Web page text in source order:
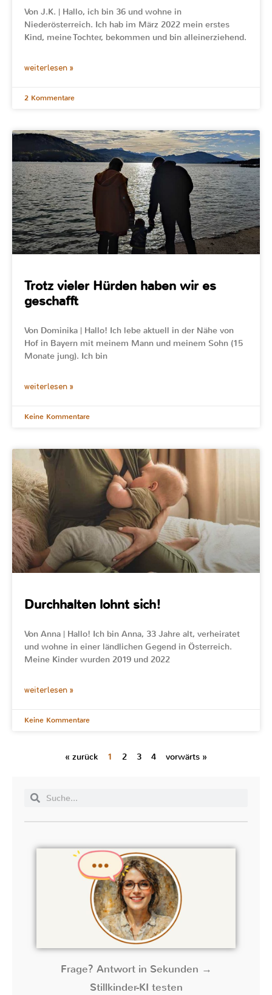
Von J.K. | Hallo, ich bin 36 und wohne in
Niederösterreich. Ich hab im März 2022 mein erstes
Kind, meine Tochter, bekommen und bin alleinerziehend.
weiterlesen »
2 Kommentare
Trotz vieler Hürden haben wir es
geschafft
Von Dominika | Hallo! Ich lebe aktuell in der Nähe von
Hof in Bayern mit meinem Mann und meinem Sohn (15
Monate jung). Ich bin
weiterlesen »
Keine Kommentare
Durchhalten lohnt sich!
Von Anna | Hallo! Ich bin Anna, 33 Jahre alt, verheiratet
und wohne in einer ländlichen Gegend in Österreich.
Meine Kinder wurden 2019 und 2022
weiterlesen »
Keine Kommentare
« zurück 1 2 3 4 vorwärts »
Frage? Antwort in Sekunden →
Stillkinder-KI testen